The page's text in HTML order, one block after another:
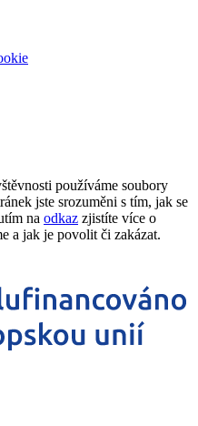
používáme soubory
jste srozuměni s tím, jak se
na odkaz zjistíte více o
a jak je povolit či zakázat.